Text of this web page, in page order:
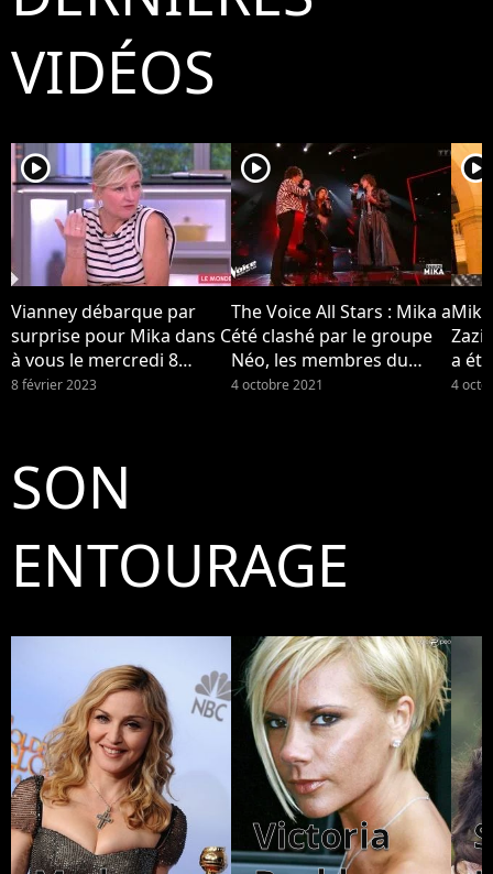
VIDÉOS
player2
Vianney débarque par
surprise pour Mika dans C
à vous le mercredi 8
février 2023 sur France 5...
8 février 2023
player2
The Voice All Stars : Mika a
été clashé par le groupe
Néo, les membres du
groupe se disent "surpris"
4 octobre 2021
player2
a
Néo
4
SON
ENTOURAGE
Victoria